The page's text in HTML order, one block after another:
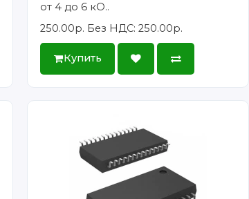
от 4 до 6 кО..
250.00р. Без НДС: 250.00р.
Купить